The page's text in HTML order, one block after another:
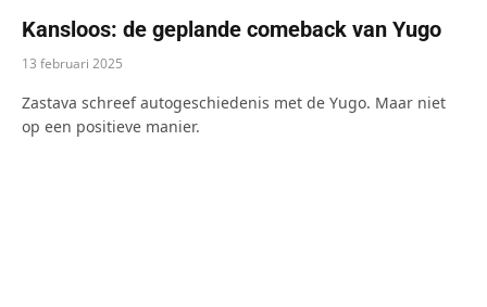
Kansloos: de geplande comeback van Yugo
13 februari 2025
Zastava schreef autogeschiedenis met de Yugo. Maar niet
op een positieve manier.